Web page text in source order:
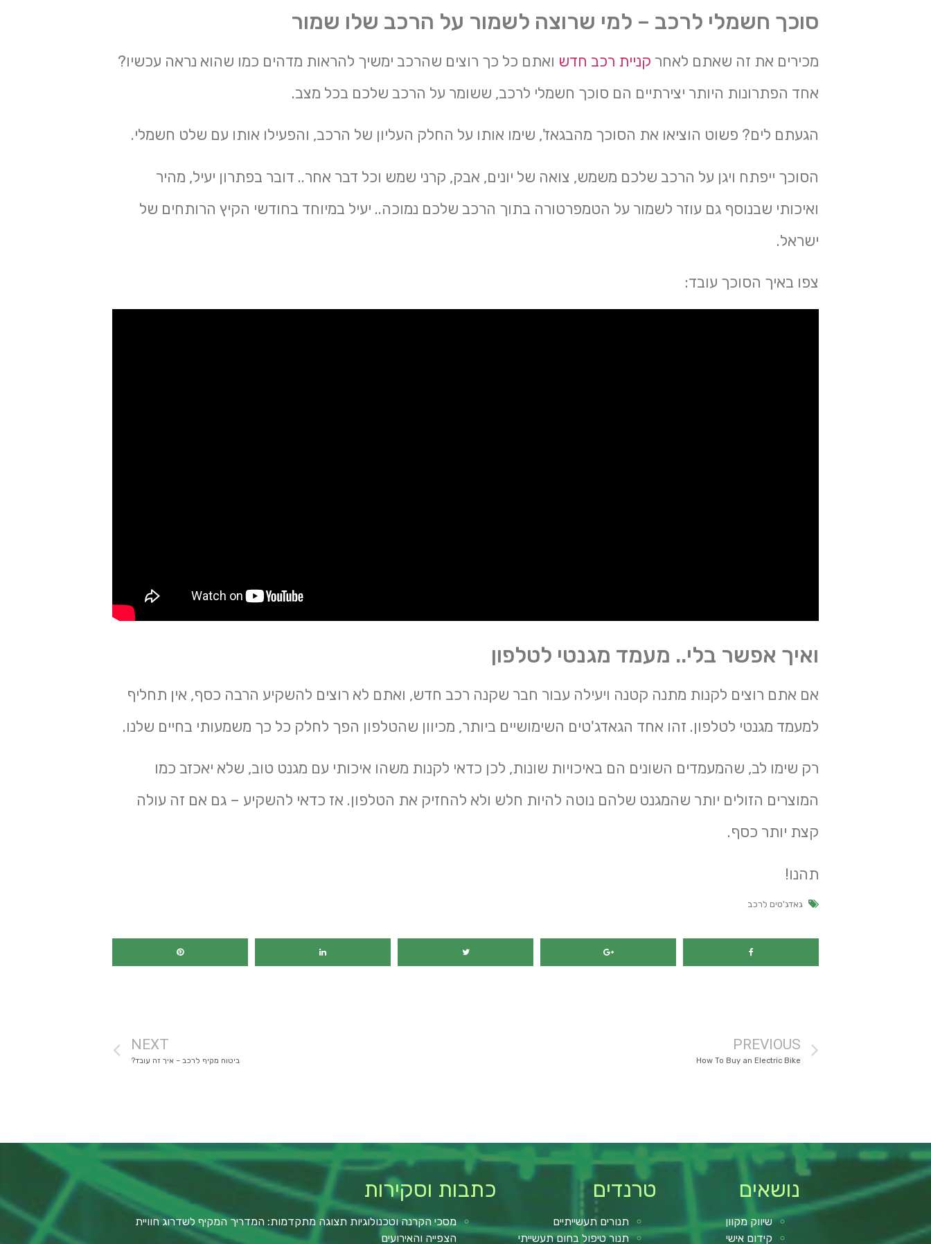
סוכך חשמלי לרכב – למי שרוצה לשמור על הרכב שלו שמור
מכירים את זה שאתם לאחר קניית רכב חדש ואתם כל כך רוצים שהרכב ימשיך להראות מדהים כמו שהוא נראה עכשיו?
אחד הפתרונות היותר יצירתיים הם סוכך חשמלי לרכב, ששומר על הרכב שלכם בכל מצב.
הגעתם לים? פשוט הוציאו את הסוכך מהבגאז', שימו אותו על החלק העליון של הרכב, והפעילו אותו עם שלט חשמלי.
הסוכך ייפתח ויגן על הרכב שלכם משמש, צואה של יונים, אבק, קרני שמש וכל דבר אחר.. דובר בפתרון יעיל, מהיר
ואיכותי שבנוסף גם עוזר לשמור על הטמפרטורה בתוך הרכב שלכם נמוכה.. יעיל במיוחד בחודשי הקיץ הרותחים של
ישראל.
צפו באיך הסוכך עובד:
ואיך אפשר בלי.. מעמד מגנטי לטלפון
אם אתם רוצים לקנות מתנה קטנה ויעילה עבור חבר שקנה רכב חדש, ואתם לא רוצים להשקיע הרבה כסף, אין תחליף
למעמד מגנטי לטלפון. זהו אחד הגאדג'טים השימושיים ביותר, מכיוון שהטלפון הפך לחלק כל כך משמעותי בחיים שלנו.
רק שימו לב, שהמעמדים השונים הם באיכויות שונות, לכן כדאי לקנות משהו איכותי עם מגנט טוב, שלא יאכזב כמו
המוצרים הזולים יותר שהמגנט שלהם נוטה להיות חלש ולא להחזיק את הטלפון. אז כדאי להשקיע – גם אם זה עולה
קצת יותר כסף.
תהנו!
גאדג'טים לרכב
PREVIOUS
How To Buy an Electric Bike
NEXT
ביטוח מקיף לרכב – איך זה עובד?
נושאים
שיווק מקוון
קידום אישי
טרנדים
תנורים תעשייתיים
תנור טיפול בחום תעשייתי
כתבות וסקירות
מסכי הקרנה וטכנולוגיות תצוגה מתקדמות: המדריך המקיף לשדרוג חוויית
הצפייה והאירועים